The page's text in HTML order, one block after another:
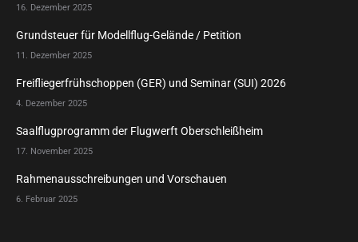
16. Dezember 2025
Grundsteuer für Modellflug-Gelände / Petition
11. Dezember 2025
Freifliegerfrühschoppen (GER) und Seminar (SUI) 2026
4. Dezember 2025
Saalflugprogramm der Flugwerft Oberschleißheim
17. November 2025
Rahmenausschreibungen und Vorschauen
6. Februar 2025